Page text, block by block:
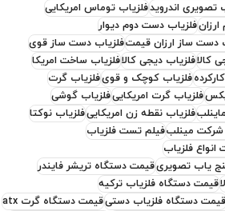
تصویری اندرویدفلزیاب توماس امریکایی
فلزیاب دست دوم دیوار
دست ساز ارزان قیمتفلزیاب دست ساز قوی
کالافلزیاب دیجی کالافلزیاب ساخت امریکا
فلزیاب کوچک و قویفلزیاب گرت
فلزیاب گرت امریکاییفلزیاب گوشی
فلزیاب نقطه زن امریکاییفلزیاب نوکتا
شرکت مینلبفیلم تست فلزیاب
انواع فلزیاب
یاب تصویریقیمت دستگاه تریشر فایندر
قیمت دستگاه فلزیاب ترکیه
قیمت دستگاه فلزیاب دستیقیمت دستگاه گرت atx